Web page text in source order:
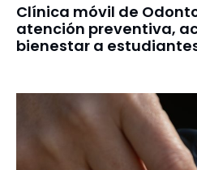
Clínica móvil de
atención preventiva,
bienestar a